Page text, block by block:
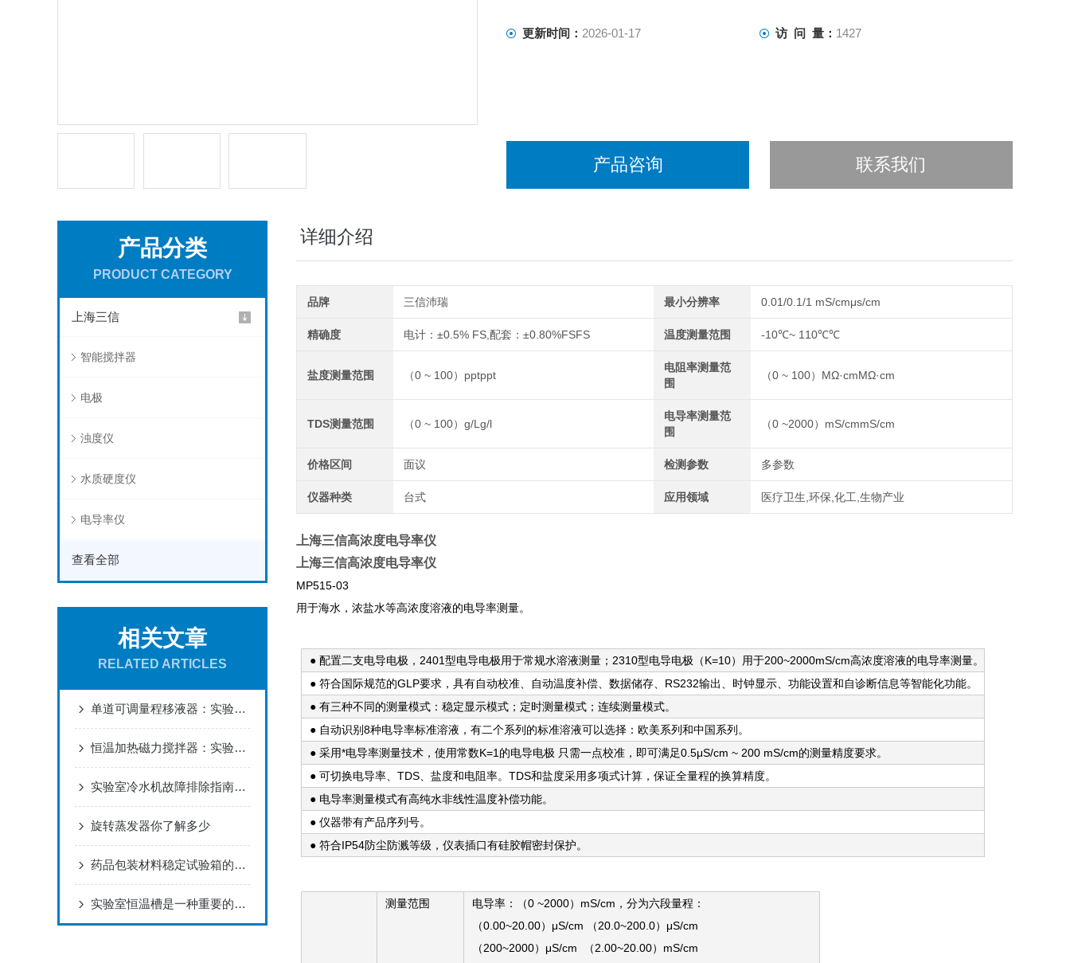
更新时间： 2026-01-17 访 问 量： 1427
产品咨询 联系我们
产品分类
PRODUCT CATEGORY
上海三信
智能搅拌器
电极
浊度仪
水质硬度仪
电导率仪
查看全部
相关文章
RELATED ARTICLES
单道可调量程移液器：实验室的精准“画笔”
恒温加热磁力搅拌器：实验室的“全能引擎”与科研效率革命者
实验室冷水机故障排除指南：保持冷静，精准应对
旋转蒸发器你了解多少
药品包装材料稳定试验箱的实验条件有哪些？
实验室恒温槽是一种重要的实验室设备
详细介绍
品牌 三信沛瑞 最小分辨率 0.01/0.1/1 mS/cmμs/cm
精确度 电计：±0.5% FS,配套：±0.80%FSFS 温度测量范围 -10℃~ 110℃℃
盐度测量范围 （0 ~ 100）pptppt
电阻率测量范
围
（0 ~ 100）MΩ·cmMΩ·cm
TDS测量范围 （0 ~ 100）g/Lg/l
电导率测量范
围
（0 ~2000）mS/cmmS/cm
价格区间 面议 检测参数 多参数
仪器种类 台式 应用领域 医疗卫生,环保,化工,生物产业
上海三信高浓度电导率仪
上海三信高浓度电导率仪
MP515-03
用于海水，浓盐水等高浓度溶液的电导率测量。
● 配置二支电导电极，2401型电导电极用于常规水溶液测量；2310型电导电极（K=10）用于200~2000mS/cm高浓度溶液的电导率测量。
● 符合国际规范的GLP要求，具有自动校准、自动温度补偿、数据储存、RS232输出、时钟显示、功能设置和自诊断信息等智能化功能。
● 有三种不同的测量模式：稳定显示模式；定时测量模式；连续测量模式。
● 自动识别8种电导率标准溶液，有二个系列的标准溶液可以选择：欧美系列和中国系列。
● 采用*电导率测量技术，使用常数K=1的电导电极 只需一点校准，即可满足0.5μS/cm ~ 200 mS/cm的测量精度要求。
● 可切换电导率、TDS、盐度和电阻率。TDS和盐度采用多项式计算，保证全量程的换算精度。
● 电导率测量模式有高纯水非线性温度补偿功能。
● 仪器带有产品序列号。
● 符合IP54防尘防溅等级，仪表插口有硅胶帽密封保护。
测量范围
电导率：（0 ~2000）mS/cm，分为六段量程：
（0.00~20.00）μS/cm （20.0~200.0）μS/cm
（200~2000）μS/cm （2.00~20.00）mS/cm